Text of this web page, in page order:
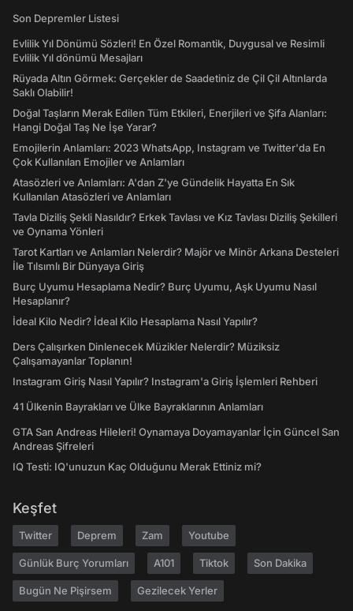
Son Depremler Listesi
Evlilik Yıl Dönümü Sözleri! En Özel Romantik, Duygusal ve Resimli
Evlilik Yıl dönümü Mesajları
Rüyada Altın Görmek: Gerçekler de Saadetiniz de Çil Çil Altınlarda
Saklı Olabilir!
Doğal Taşların Merak Edilen Tüm Etkileri, Enerjileri ve Şifa Alanları:
Hangi Doğal Taş Ne İşe Yarar?
Emojilerin Anlamları: 2023 WhatsApp, Instagram ve Twitter'da En
Çok Kullanılan Emojiler ve Anlamları
Atasözleri ve Anlamları: A'dan Z'ye Gündelik Hayatta En Sık
Kullanılan Atasözleri ve Anlamları
Tavla Diziliş Şekli Nasıldır? Erkek Tavlası ve Kız Tavlası Diziliş Şekilleri
ve Oynama Yönleri
Tarot Kartları ve Anlamları Nelerdir? Majör ve Minör Arkana Desteleri
İle Tılsımlı Bir Dünyaya Giriş
Burç Uyumu Hesaplama Nedir? Burç Uyumu, Aşk Uyumu Nasıl
Hesaplanır?
İdeal Kilo Nedir? İdeal Kilo Hesaplama Nasıl Yapılır?
Ders Çalışırken Dinlenecek Müzikler Nelerdir? Müziksiz
Çalışamayanlar Toplanın!
Instagram Giriş Nasıl Yapılır? Instagram'a Giriş İşlemleri Rehberi
41 Ülkenin Bayrakları ve Ülke Bayraklarının Anlamları
GTA San Andreas Hileleri! Oynamaya Doyamayanlar İçin Güncel San
Andreas Şifreleri
IQ Testi: IQ'unuzun Kaç Olduğunu Merak Ettiniz mi?
Keşfet
Twitter Deprem Zam Youtube
Günlük Burç Yorumları A101 Tiktok Son Dakika
Bugün Ne Pişirsem Gezilecek Yerler